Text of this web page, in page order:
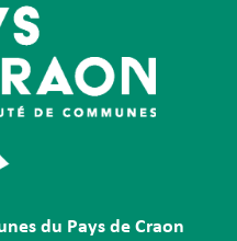
du Pays de Craon